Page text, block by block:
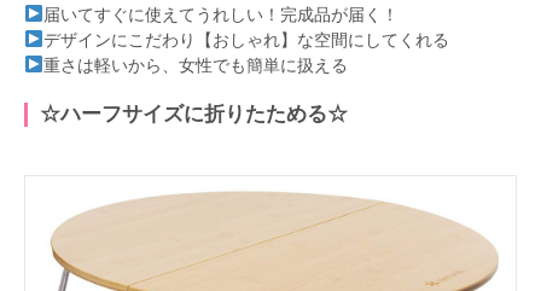
届いてすぐに使えてうれしい！完成品が届く！
デザインにこだわり【おしゃれ】な空間にしてくれる
重さは軽いから、女性でも簡単に扱える
☆ハーフサイズに折りたためる☆